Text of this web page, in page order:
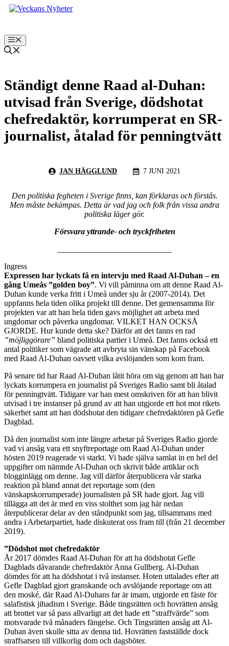
Hoppa
Meny
Ständigt denne Raad al-Duhan:
utvisad från Sverige, dödshotat
chefredaktör, korrumperat en SR-
journalist, åtalad för penningtvätt
JAN HÄGGLUND 7 JUNI 2021
Den politiska fegheten i Sverige finns, kan förklaras och förstås.
Men måste bekämpas. Detta är vad jag och folk från vissa andra
politiska läger gör.
Försvara yttrande- och tryckfriheten
Ingress
Expressen har lyckats få en intervju med Raad Al-Duhan – en
gång Umeås ”golden boy”. Vi vill påminna om att denne Raad Al-
Duhan kunde verka fritt i Umeå under sju år (2007-2014). Det
uppfanns hela tiden olika projekt till denne. Det gemensamma för
projekten var att han hela tiden gavs möjlighet att arbeta med
ungdomar och påverka ungdomar. VILKET HAN OCKSÅ
GJORDE. Hur kunde detta ske? Därför att det fanns en rad
”möjliggörare” bland politiska partier i Umeå. Det fanns också ett
antal politiker som vägrade att avbryta sin vänskap på Facebook
med Raad Al-Duhan oavsett vilka avslöjanden som kom fram.
På senare tid har Raad Al-Duhan låtit höra om sig genom att han har
lyckats korrumpera en journalist på Sveriges Radio samt bli åtalad
för penningtvätt. Tidigare var han mest omskriven för att han blivit
utvisad i tre instanser på grund av att han utgjorde ett hot mot rikets
säkerhet samt att han dödshotat den tidigare chefredaktören på Gefle
Dagblad.
Då den journalist som inte längre arbetar på Sveriges Radio gjorde
vad vi ansåg vara ett snyftreportage om Raad Al-Duhan under
hösten 2019 reagerade vi starkt. Vi hade själva samlat in en hel del
uppgifter om nämnde Al-Duhan och skrivit både artiklar och
blogginlägg om denne. Jag vill därför återpublicera vår starka
reaktion på bland annat det reportage som (den
vänskapskorrumperade) journalisten på SR hade gjort. Jag vill
tillägga att det är med en viss stolthet som jag här nedan
återpublicerar delar av den ståndpunkt som jag, tillsammans med
andra i Arbetarpartiet, hade diskuterat oss fram till (från 21 december
2019).
”Dödshot mot chefredaktör
År 2017 dömdes Raad Al-Duhan för att ha dödshotat Gefle
Dagblads dåvarande chefredaktör Anna Gullberg. Al-Duhan
dömdes för att ha dödshotat i två instanser. Hoten uttalades efter att
Gefle Dagblad gjort granskande och avslöjande reportage om att
den moské, där Raad Al-Duhans far är imam, utgjorde ett fäste för
salafistisk jihadism i Sverige. Både tingsrätten och hovrätten ansåg
att brottet var så pass allvarligt att det hade ett ”straffvärde” som
motsvarade två månaders fängelse. Och Tingsrätten ansåg att Al-
Duhan även skulle sitta av denna tid. Hovrätten fastställde dock
straffsatsen till villkorlig dom och dagsböter.